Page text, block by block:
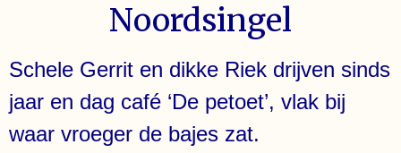
Noordsingel
Schele Gerrit en dikke Riek drijven sinds
jaar en dag café ‘De petoet’, vlak bij
waar vroeger de bajes zat.